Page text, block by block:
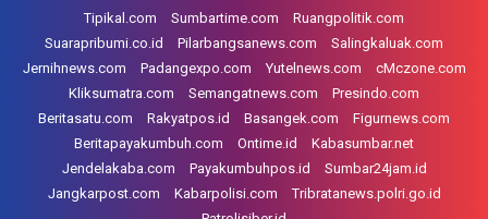
Tipikal.com
Sumbartime.com
Ruangpolitik.com
Suarapribumi.co.id
Pilarbangsanews.com
Salingkaluak.com
Jernihnews.com
Padangexpo.com Yutelnews.com
cMczone.com
Kliksumatra.com
Semangatnews.com
Presindo.com
Beritasatu.com
Rakyatpos.id Basangek.com
Figurnews.com
Beritapayakumbuh.com
Ontime.id
Kabasumbar.net
Jendelakaba.com
Payakumbuhpos.id
Sumbar24jam.id
Jangkarpost.com
Kabarpolisi.com
Tribratanews.polri.go.id